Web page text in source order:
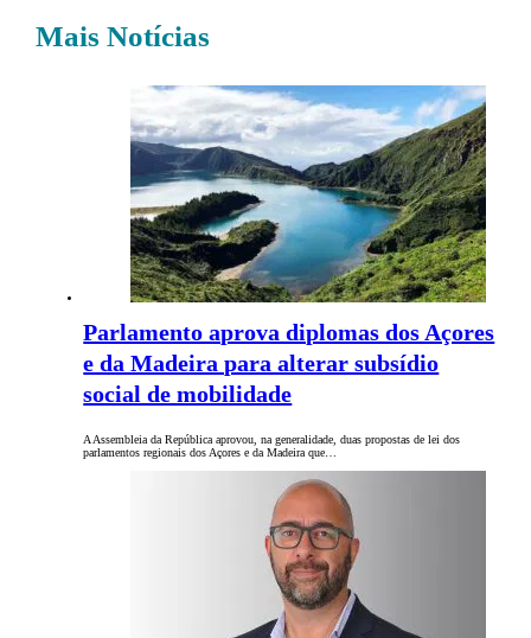
Mais Notícias
Parlamento aprova diplomas dos Açores
e da Madeira para alterar subsídio
social de mobilidade
A Assembleia da República aprovou, na generalidade, duas propostas de lei dos
parlamentos regionais dos Açores e da Madeira que…